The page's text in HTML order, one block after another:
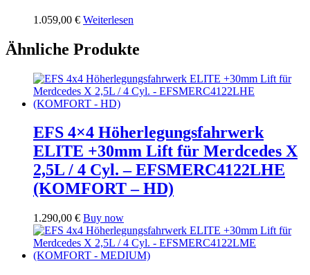
1.059,00 € Weiterlesen
Ähnliche Produkte
EFS 4×4 Höherlegungsfahrwerk
ELITE +30mm Lift für Merdcedes X
2,5L / 4 Cyl. – EFSMERC4122LHE
(KOMFORT – HD)
1.290,00 € Buy now